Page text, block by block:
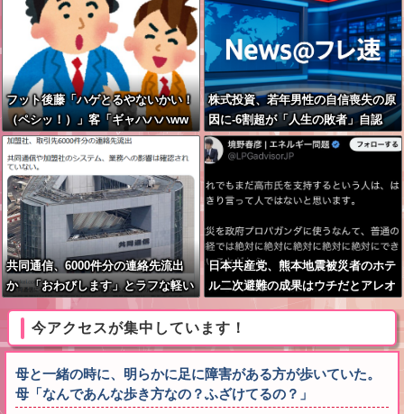
フット後藤「ハゲとるやないかい！
（ペシッ！）」客「ギャハハハww
wwww」←何が面白いの？
株式投資、若年男性の自信喪失の原
因に-6割超が「人生の敗者」自認
共同通信、6000件分の連絡先流出
か 「おわびします」とラフな軽い
謝罪コメントを発表
日本共産党、熊本地震被災者のホテ
ル二次避難の成果はウチだとアレオ
今アクセスが集中しています！
母と一緒の時に、明らかに足に障害がある方が歩いていた。
母「なんであんな歩き方なの？ふざけてるの？」